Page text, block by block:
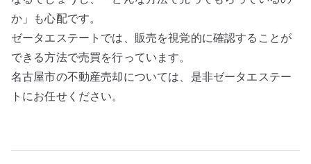
か」も心配です。
ゼータエステートでは、販売を視覚的に確認することが
できる方法で売買を行っています。
名古屋市の不動産売却については、是非ゼータエステー
トにお任せください。